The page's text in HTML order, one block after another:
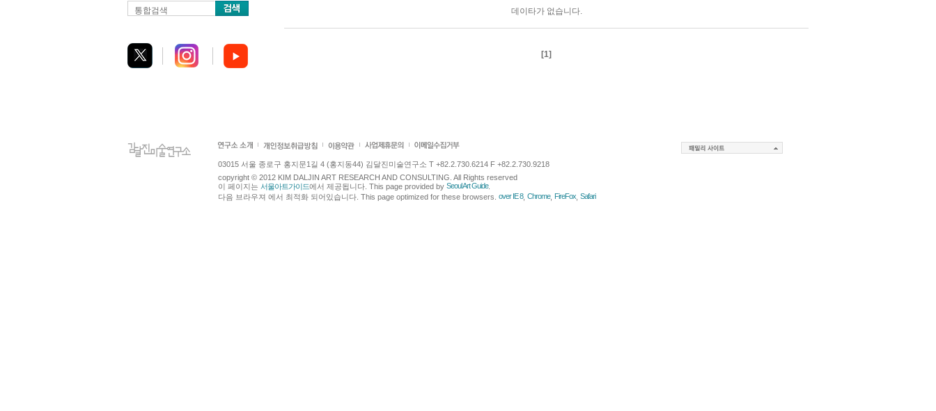
통합검색 데이타가 없습니다.
[1]
03015 서울 종로구 홍지문1길 4 (홍지동44) 김달진미술연구소 T +82.2.730.6214 F +82.2.730.9218
copyright © 2012 KIM DALJIN ART RESEARCH AND CONSULTING. All Rights reserved
이 페이지는 서울아트가이드에서 제공됩니다. This page provided by Seoul Art Guide.
다음 브라우져 에서 최적화 되어있습니다. This page optimized for these browsers. over IE 8, Chrome, FireFox Safari